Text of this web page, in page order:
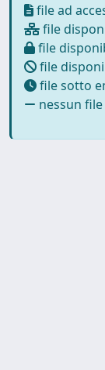
file ad
file
file
file
file sotto
nessun